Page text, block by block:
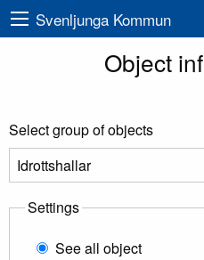
Svenljunga Kommun
Object
Select group of objects
Settings
See all object